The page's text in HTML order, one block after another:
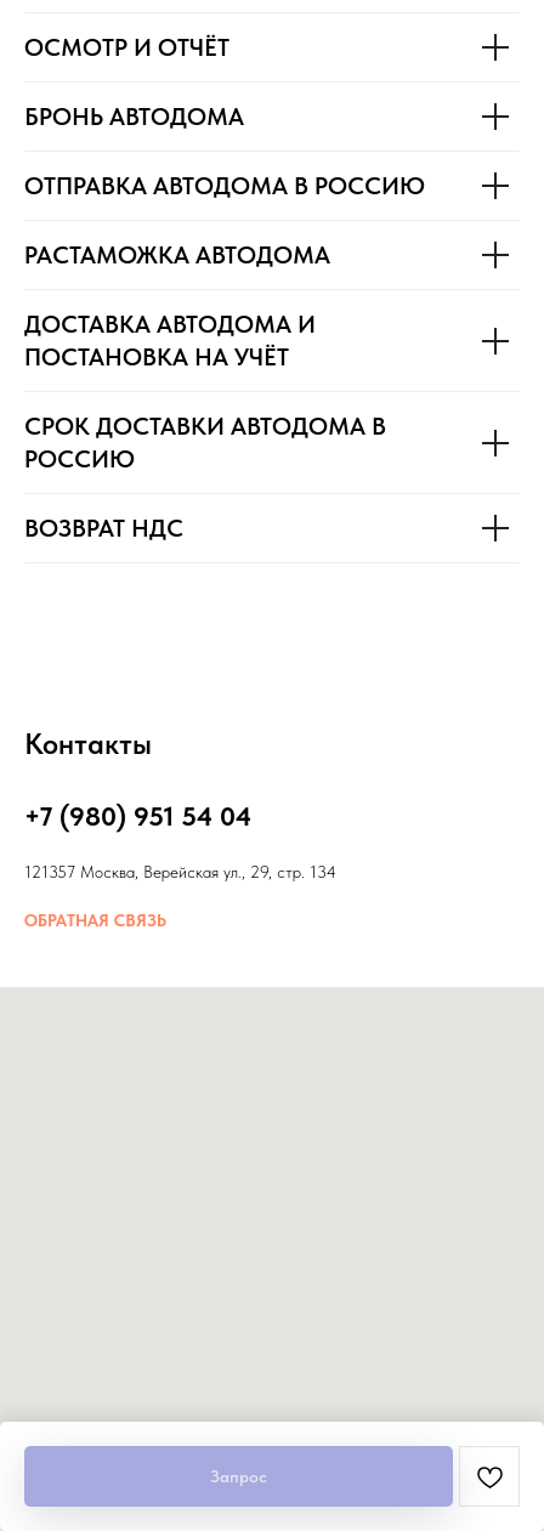
Запрос
ОСМОТР И ОТЧЁТ
БРОНЬ АВТОДОМА
ОТПРАВКА АВТОДОМА В РОССИЮ
РАСТАМОЖКА АВТОДОМА
ДОСТАВКА АВТОДОМА И
ПОСТАНОВКА НА УЧЁТ
СРОК ДОСТАВКИ АВТОДОМА В
РОССИЮ
ВОЗВРАТ НДС
Контакты
+7 (980) 951 54 04
121357 Москва, Верейская ул., 29, стр. 134
ОБРАТНАЯ СВЯЗЬ